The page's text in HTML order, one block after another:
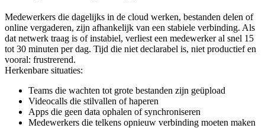
Medewerkers die dagelijks in de cloud werken, bestanden delen of
online vergaderen, zijn afhankelijk van een stabiele verbinding. Als
dat netwerk traag is of instabiel, verliest een medewerker al snel 15
tot 30 minuten per dag. Tijd die niet declarabel is, niet productief en
vooral: frustrerend.
Herkenbare situaties:
Teams die wachten tot grote bestanden zijn geüpload
Videocalls die stilvallen of haperen
Apps die geen data ophalen of synchroniseren
Medewerkers die telkens opnieuw verbinding moeten maken